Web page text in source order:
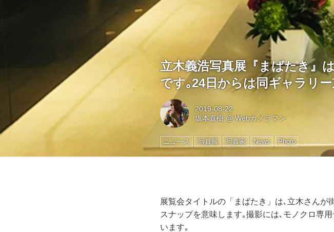
立木義浩写真展『まばたき』
です｡24日からは同ギャラリ
2019-08-22
坂本直樹 @Webカメラマン
ニュース 写真展 写真家 News Photo
展覧会タイトルの「まばたき」は､立木さんが
スナップを意味します｡撮影には､モノクロ専
います｡